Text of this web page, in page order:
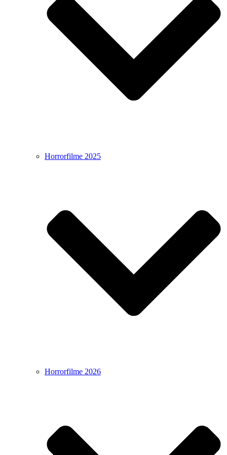
Horrorfilme 2025
Horrorfilme 2026